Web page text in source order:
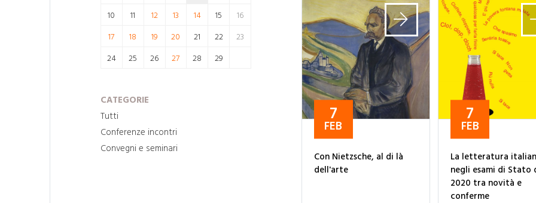
10
11 12 13 14 15
16
17
18 19 20 21 22
23
24
25 26 27 28 29
CATEGORIE
Tutti
Conferenze incontri
Convegni e seminari
7
FEB
Con Nietzsche, al di là
dell'arte
7
FEB
La letteratura
negli esami di Stato
2020 tra novità e
conferme